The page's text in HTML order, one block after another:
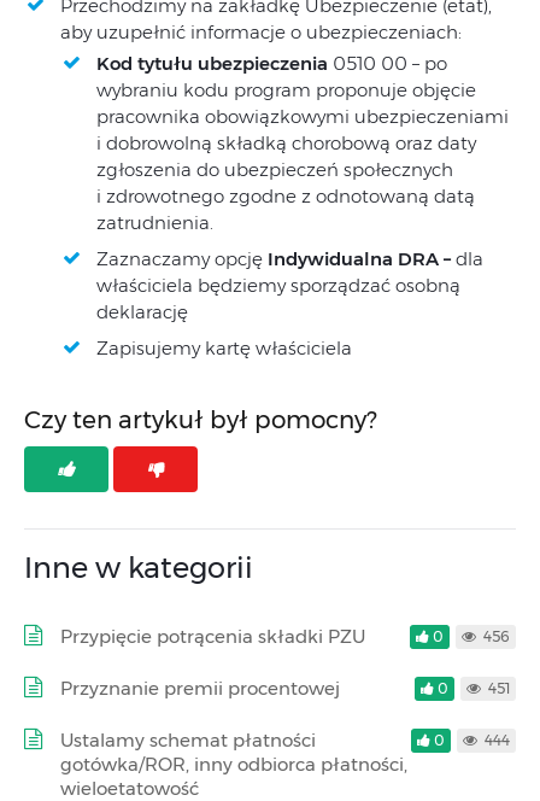
Przechodzimy na zakładkę Ubezpieczenie (etat),
aby uzupełnić informacje o ubezpieczeniach:
Kod tytułu ubezpieczenia 0510 00 – po
wybraniu kodu program proponuje objęcie
pracownika obowiązkowymi ubezpieczeniami
i dobrowolną składką chorobową oraz daty
zgłoszenia do ubezpieczeń społecznych
i zdrowotnego zgodne z odnotowaną datą
zatrudnienia.
Zaznaczamy opcję Indywidualna DRA – dla
właściciela będziemy sporządzać osobną
deklarację
Zapisujemy kartę właściciela
Czy ten artykuł był pomocny?
Inne w kategorii
Przypięcie potrącenia składki PZU 0 456
Przyznanie premii procentowej 0 451
Ustalamy schemat płatności
gotówka/ROR, inny odbiorca płatności,
wieloetatowość
0 444